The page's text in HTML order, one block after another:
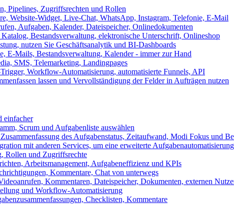
Pipelines, Zugriffsrechten und Rollen
Website-Widget, Live-Chat, WhatsApp, Instagram, Telefonie, E-Mail
Aufgaben, Kalender, Dateispeicher, Onlinedokumenten
Bestandsverwaltung, elektronische Unterschrift, Onlineshop
nutzen Sie Geschäftsanalytik und BI-Dashboards
E-Mails, Bestandsverwaltung, Kalender - immer zur Hand
SMS, Telemarketing, Landingpages
Workflow-Automatisierung, automatisierte Funnels, API
lassen und Vervollständigung der Felder in Aufträgen nutzen
einfacher
Scrum und Aufgabenliste auswählen
des Aufgabenstatus, Zeitaufwand, Modi Fokus und
mit anderen Services, um eine erweiterte
Rollen und Zugriffsrechte
Arbeitsmanagement, Aufgabeneffizienz und KPIs
Kommentare, Chat von unterwegs
Kommentaren, Dateispeicher, Dokumenten, externen
und Workflow-Automatisierung
Checklisten, Kommentare